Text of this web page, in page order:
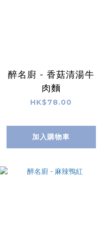
醉名廚 - 香菇清湯牛
肉麵
HK$78.00
加入購物車